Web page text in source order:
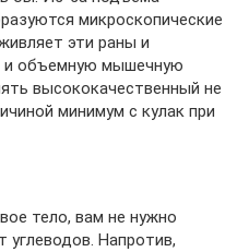
микроскопические
эти раны и
и объемную мышечную
высококачественный не
минимум с кулак при
тело, вам не нужно
Напротив,